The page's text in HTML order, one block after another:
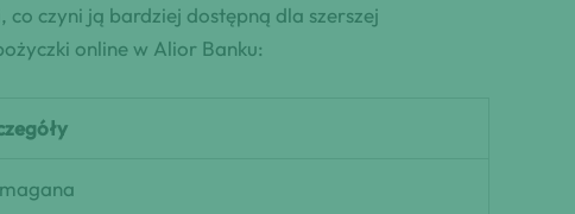
czyni ją bardziej dostępną dla szerszej
online w Alior Banku: